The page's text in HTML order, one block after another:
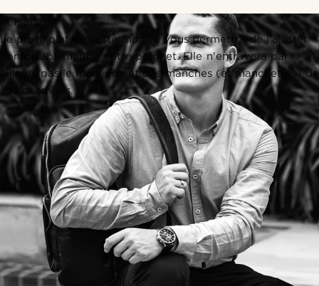
Persona 1
Le profil plat de cette montre vous permettra de l'ajuster
confortablement à votre poignet. Elle n'entravera par
ailleurs pas le mouvement des manches (et manchettes) de
vos chemises.